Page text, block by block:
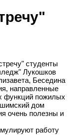
студенты
Лукошков
Беседина
направленные
функций пожилых
дом
очень полезны и
работу